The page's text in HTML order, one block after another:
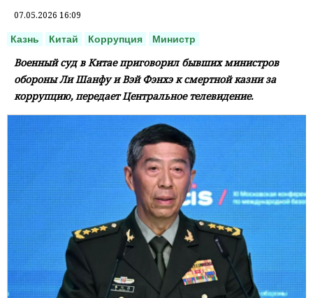
07.05.2026 16:09
Казнь Китай Коррупция Министр
Военный суд в Китае приговорил бывших министров
обороны Ли Шанфу и Вэй Фэнхэ к смертной казни за
коррупцию, передает Центральное телевидение.